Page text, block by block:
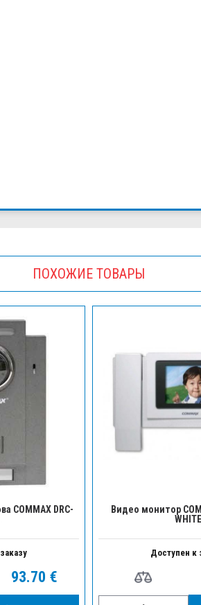
ПОХОЖИЕ ТОВАРЫ
COMMAX DRC-
93.70 €
Видео монитор
WHITE
Доступен к